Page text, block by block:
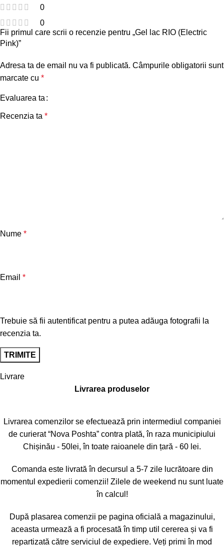
0
0
Fii primul care scrii o recenzie pentru „Gel lac RIO (Electric
Pink)”
Adresa ta de email nu va fi publicată. Câmpurile obligatorii sunt
marcate cu *
Evaluarea ta
Recenzia ta *
Nume *
Email *
Trebuie să fii autentificat pentru a putea adăuga fotografii la
recenzia ta.
Livrare
Livrarea produselor
Livrarea comenzilor se efectuează prin intermediul companiei
de curierat “Nova Poshta” contra plată, în raza municipiului
Chișinău - 50lei, în toate raioanele din țară - 60 lei.
Comanda este livrată în decursul a 5-7 zile lucrătoare din
momentul expedierii comenzii! Zilele de weekend nu sunt luate
în calcul!
După plasarea comenzii pe pagina oficială a magazinului,
aceasta urmează a fi procesată în timp util cererea și va fi
repartizată către serviciul de expediere. Veți primi în mod